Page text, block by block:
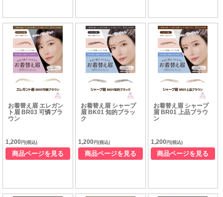
お着替え眉 エレガン
ト眉 BR03 可憐ブラ
ウン
1,200 円(税込)
商品ページを見る
お着替え眉 シャープ
眉 BK01 知的ブラッ
ク
1,200円(税込)
商品ページを見る
お着替え眉 シャープ
眉 BR01 上品ブラウ
ン
1,200円(税込)
商品ページを見る